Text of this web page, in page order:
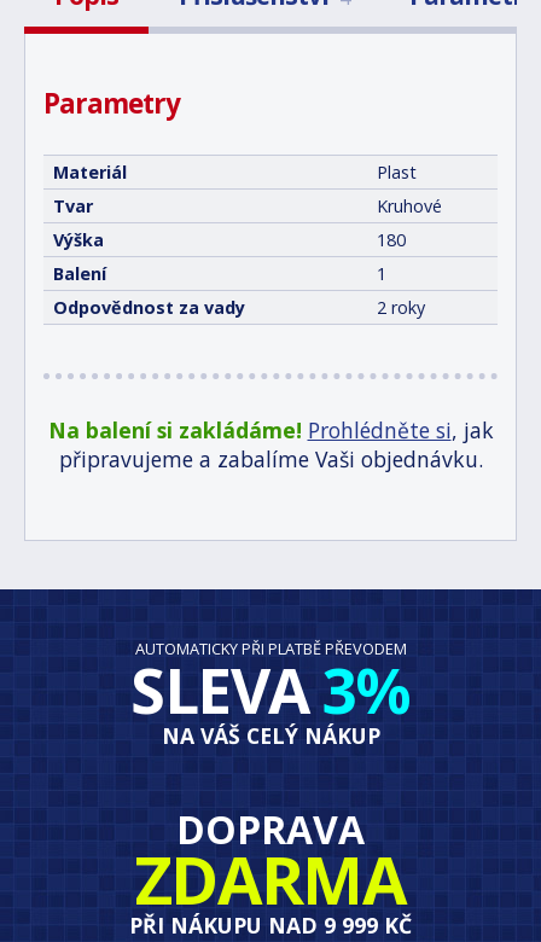
Parametry
Materiál
Plast
Tvar
Kruhové
Výška
180
Balení
1
Odpovědnost za vady
2 roky
Na balení si zakládáme! Prohlédněte si, jak
připravujeme a zabalíme Vaši objednávku.
AUTOMATICKY PŘI PLATBĚ PŘEVODEM
SLEVA3%
NA VÁŠ CELÝ NÁKUP
DOPRAVA
ZDARMA
PŘI NÁKUPU NAD 9 999 KČ